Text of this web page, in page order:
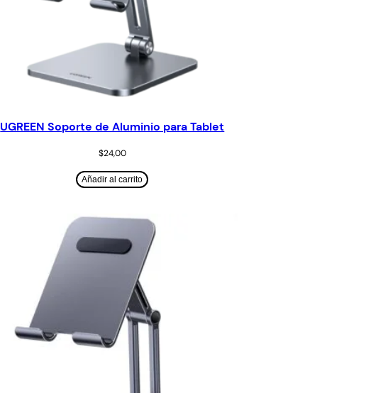
UGREEN Soporte de Aluminio para Tablet
$24,00
Añadir al carrito